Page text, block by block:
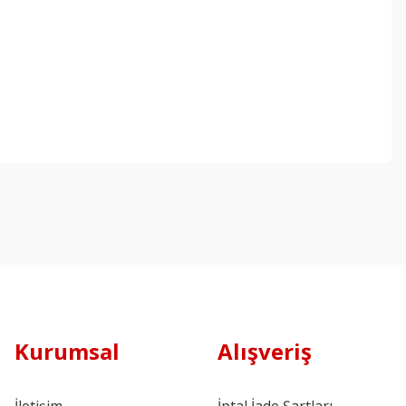
Kurumsal Alışveriş